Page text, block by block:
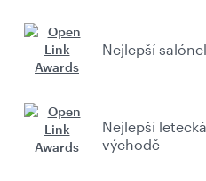
Nejlepší
Nejlepší
východě